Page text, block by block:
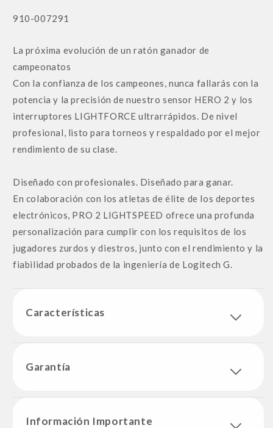
Logitech
Pro
2
LIGHTFORCE
Magenta
Pro
2
Magenta
SKU:
910-007291
La próxima evolución de un ratón ganador de
campeonatos
Con la confianza de los campeones, nunca fallarás con la
potencia y la precisión de nuestro sensor HERO 2 y los
interruptores LIGHTFORCE ultrarrápidos. De nivel
profesional, listo para torneos y respaldado por el mejor
rendimiento de su clase.
Diseñado con profesionales. Diseñado para ganar.
En colaboración con los atletas de élite de los deportes
electrónicos, PRO 2 LIGHTSPEED ofrece una profunda
personalización para cumplir con los requisitos de los
jugadores zurdos y diestros, junto con el rendimiento y la
fiabilidad probados de la ingeniería de Logitech G.
Características
Garantía
Información Importante